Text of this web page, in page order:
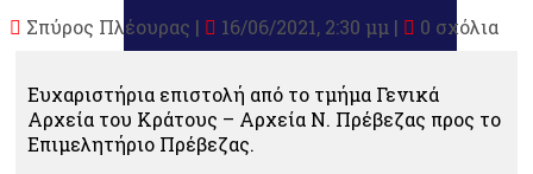
Σπύρος Πλέουρας | 16/06/2021, 2:30 μμ | 0 σχόλια
Ευχαριστήρια επιστολή από το τμήμα Γενικά
Αρχεία του Κράτους – Αρχεία Ν. Πρέβεζας προς το
Επιμελητήριο Πρέβεζας.